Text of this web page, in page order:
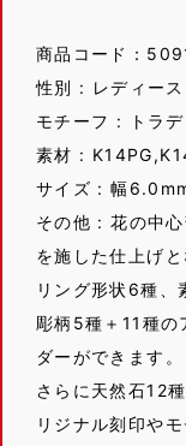
商品コード：
性別 : レディース
モチーフ : トラ
素材 :
サイズ : 幅
その他 : 花の中
を施した仕上げと
リング形状6種、
彫柄5種＋11種の
ダーができます。
さらに天然石12
リジナル刻印や